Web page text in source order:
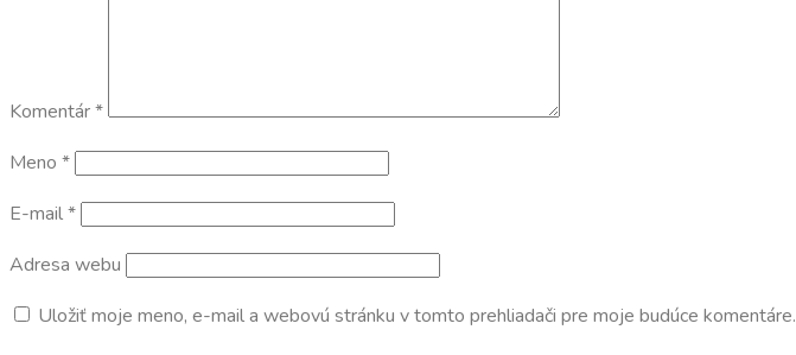
Komentár*
Meno *
E-mail*
Adresa webu
Uložiť moje meno, e-mail a webovú stránku v tomto prehliadači pre moje budúce komentáre.